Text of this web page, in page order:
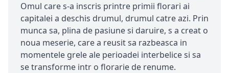
Omul care s-a inscris printre primii florari ai
capitalei a deschis drumul, drumul catre azi. Prin
munca sa, plina de pasiune si daruire, s a creat o
noua meserie, care a reusit sa razbeasca in
momentele grele ale perioadei interbelice si sa
se transforme intr o florarie de renume.